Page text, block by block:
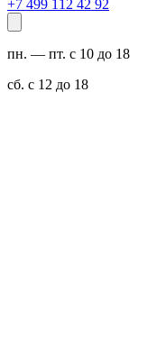
29 24 211 994 7+
пн. — пт. с 10 до 18
сб. с 12 до 18